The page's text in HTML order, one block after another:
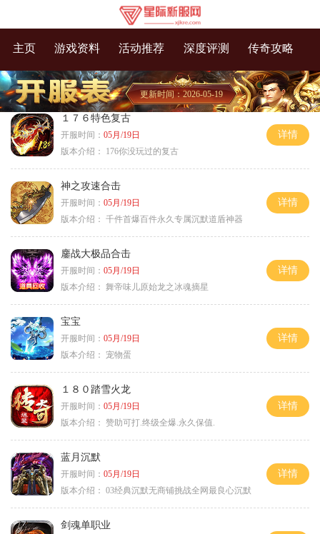
主页 游戏资料 活动推荐 深度评测 传奇攻略
更新时间：2026-05-19
１７６特色复古
开服时间： 05月/19日
版本介绍：
176你没玩过的复古
详情
神之攻速合击
开服时间： 05月/19日
版本介绍： 千件首爆百件永久专属沉默道盾神器
详情
鏖战大极品合击
开服时间： 05月/19日
版本介绍： 舞帝味儿原始龙之冰魂摘星
详情
宝宝
开服时间： 05月/19日
版本介绍： 宠物蛋
详情
１８０踏雪火龙
开服时间： 05月/19日
版本介绍： 赞助可打.终级全爆.永久保值.
详情
蓝月沉默
开服时间： 05月/19日
版本介绍： 03经典沉默无商铺挑战全网最良心沉默
详情
剑魂单职业